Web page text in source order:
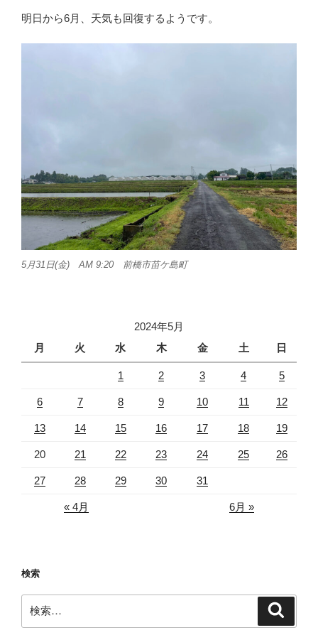
明日から6月、天気も回復するようです。
5月31日(金) AM 9:20 前橋市苗ケ島町
2024年5月
月
火 水 木 金 土 日
1 2 3 4 5
6 7 8 9 10 11 12
13 14 15 16 17 18 19
20 21 22 23 24 25 26
27 28 29 30 31
« 4月 6月 »
検索
索: